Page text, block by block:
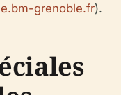
grenoble.fr).